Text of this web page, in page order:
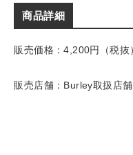
商品詳細
販売価格：4,200円（税抜
販売店舗：Burley取扱店